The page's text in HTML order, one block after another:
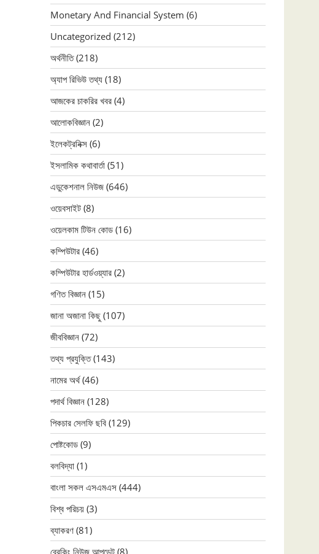
Monetary And Financial System (6)
Uncategorized (212)
অর্থনীতি(218)
অ্যাপ রিভিউ তথ্য (18)
আজকের চাকরির খবর (4)
আলোকবিজ্ঞান (2)
ইলেকট্রনিক্স (6)
ইসলামিক কথাবার্তা (51)
এডুকেশনাল নিউজ (646)
ওয়েবসাইট (8)
ওয়েলকাম টিউন কোড (16)
কম্পিউটার (46)
কম্পিউটার হার্ডওয়্যার (2)
গণিত বিজ্ঞান (15)
জানা অজানা কিছু (107)
জীববিজ্ঞান (72)
তথ্য প্রযুক্তি(143)
নামের অর্থ(46)
পদার্থ বিজ্ঞান (128)
পিকচার সেলফি ছবি (129)
পোষ্টকোড (9)
বলবিদ্যা (1)
বাংলা সকল এসএমএস (444)
বিশ্ব পরিচয় (3)
ব্যাকরণ (81)
ব্রেকিং নিউজ আপডেট (8)